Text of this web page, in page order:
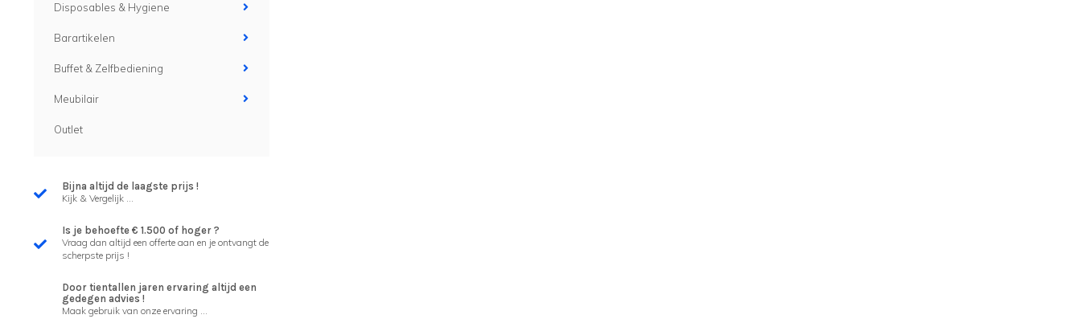
Disposables & Hygiene
Barartikelen
Buffet & Zelfbediening
Meubilair
Outlet
Bijna altijd de laagste prijs !
Kijk & Vergelijk ...
Is je behoefte € 1.500 of hoger ?
Vraag dan altijd een offerte aan en je ontvangt de
scherpste prijs !
Door tientallen jaren ervaring altijd een
gedegen advies !
Maak gebruik van onze ervaring ...